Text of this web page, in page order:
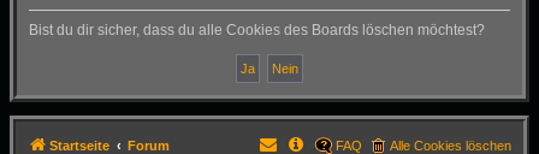
Bist du dir sicher, dass du alle Cookies des Boards löschen möchtest?
Startseite Forum Alle Cookies löschen
FAQ